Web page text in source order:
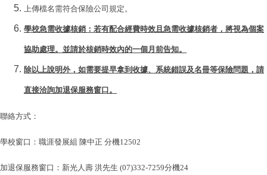
上傳檔名需符合保險公司規定。
學校急需收據核銷：若有配合經費時效且急需收據核銷者，將視為個案
協助處理。並請於核銷時效內的一個月前告知。
除以上說明外，如需要提早拿到收據、系統錯誤及名冊等保險問題，請
直接洽詢加退保服務窗口。
聯絡方式：
學校窗口：職涯發展組 陳中正 分機12502
加退保服務窗口：新光人壽 洪先生 (07)332-7259分機24